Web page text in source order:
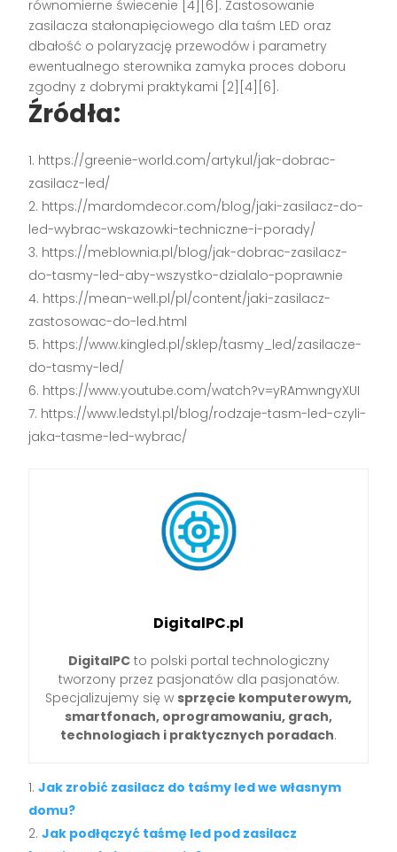
równomierne świecenie [4][6]. Zastosowanie
zasilacza stałonapięciowego dla taśm LED oraz
dbałość o polaryzację przewodów i parametry
ewentualnego sterownika zamyka proces doboru
zgodny z dobrymi praktykami [2][4][6].
Źródła:
https://greenie-world.com/artykul/jak-dobrac-
zasilacz-led/
https://mardomdecor.com/blog/jaki-zasilacz-do-
led-wybrac-wskazowki-techniczne-i-porady/
https://meblownia.pl/blog/jak-dobrac-zasilacz-
do-tasmy-led-aby-wszystko-dzialalo-poprawnie
https://mean-well.pl/pl/content/jaki-zasilacz-
zastosowac-do-led.html
https://www.kingled.pl/sklep/tasmy_led/zasilacze-
do-tasmy-led/
https://www.youtube.com/watch?v=yRAmwngyXUI
https://www.ledstyl.pl/blog/rodzaje-tasm-led-czyli-
jaka-tasme-led-wybrac/
DigitalPC.pl
DigitalPCto polski portal technologiczny
tworzony przez pasjonatów dla pasjonatów.
Specjalizujemy się w sprzęcie komputerowym,
smartfonach, oprogramowaniu, grach,
technologiach i praktycznych poradach.
Jak zrobić zasilacz do taśmy led we własnym
domu?
Jak podłączyć taśmę led pod zasilacz